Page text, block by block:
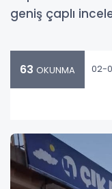
geniş çaplı
63 OKUNMA 02-